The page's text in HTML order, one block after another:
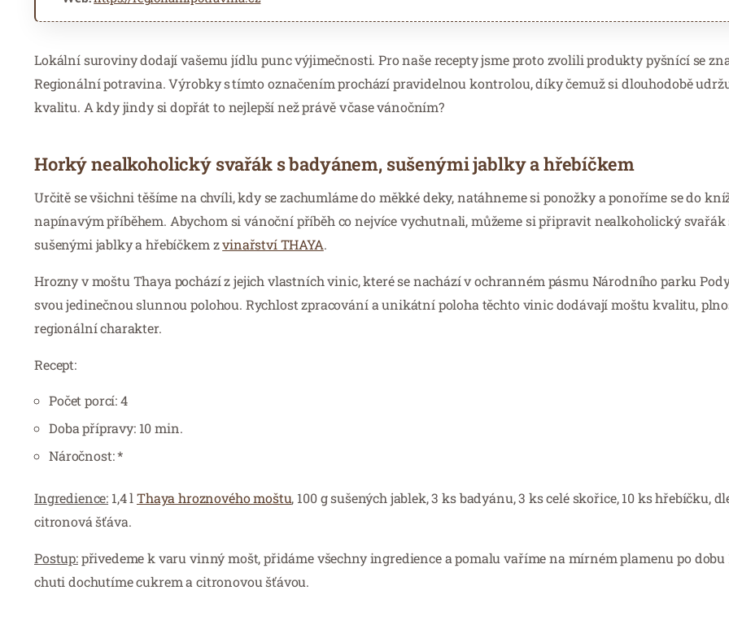
Lokální suroviny dodají vašemu jídlu punc výjimečnosti. Pro naše recepty jsme proto zvolili produkty pyšnící se
Regionální potravina. Výrobky s tímto označením prochází pravidelnou kontrolou, díky čemuž si dlouhodobě
kvalitu. A kdy jindy si dopřát to nejlepší než právě v čase vánočním?
Horký nealkoholický svařák s badyánem, sušenými jablky a hřebíčkem
Určitě se všichni těšíme na chvíli, kdy se zachumláme do měkké deky, natáhneme si ponožky a ponoříme se do
napínavým příběhem. Abychom si vánoční příběh co nejvíce vychutnali, můžeme si připravit nealkoholický svařák
sušenými jablky a hřebíčkem zvinařství THAYA.
Hrozny v moštu Thaya pochází z jejich vlastních vinic, které se nachází v ochranném pásmu Národního parku
svou jedinečnou slunnou polohou. Rychlost zpracování a unikátní poloha těchto vinic dodávají moštu kvalitu,
regionální charakter.
Recept:
Počet porcí: 4
Doba přípravy: 10 min.
Náročnost: *
Ingredience: 1,4 l Thaya hroznového moštu, 100 g sušených jablek, 3 ks badyánu, 3 ks celé skořice, 10 ks hřebíčku,
citronová šťáva.
Postup:přivedeme k varu vinný mošt, přidáme všechny ingredience a pomalu vaříme na mírném plamenu po dobu
chuti dochutíme cukrem a citronovou šťávou.